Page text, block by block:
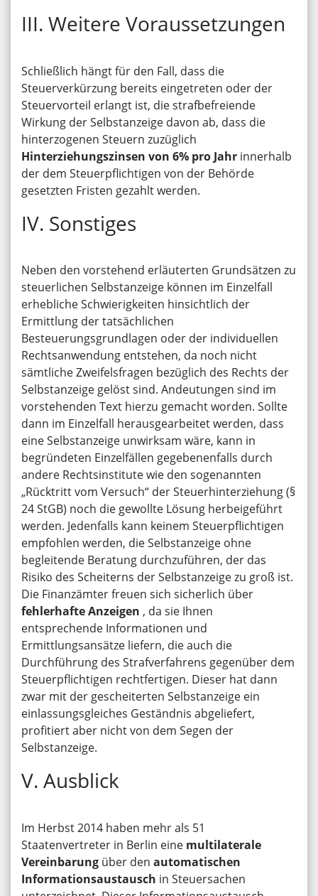
III. Weitere Voraussetzungen
Schließlich hängt für den Fall, dass die
Steuerverkürzung bereits eingetreten oder der
Steuervorteil erlangt ist, die strafbefreiende
Wirkung der Selbstanzeige davon ab, dass die
hinterzogenen Steuern zuzüglich
Hinterziehungszinsen von 6% pro Jahr innerhalb
der dem Steuerpflichtigen von der Behörde
gesetzten Fristen gezahlt werden.
IV. Sonstiges
Neben den vorstehend erläuterten Grundsätzen zu
steuerlichen Selbstanzeige können im Einzelfall
erhebliche Schwierigkeiten hinsichtlich der
Ermittlung der tatsächlichen
Besteuerungsgrundlagen oder der individuellen
Rechtsanwendung entstehen, da noch nicht
sämtliche Zweifelsfragen bezüglich des Rechts der
Selbstanzeige gelöst sind. Andeutungen sind im
vorstehenden Text hierzu gemacht worden. Sollte
dann im Einzelfall herausgearbeitet werden, dass
eine Selbstanzeige unwirksam wäre, kann in
begründeten Einzelfällen gegebenenfalls durch
andere Rechtsinstitute wie den sogenannten
„Rücktritt vom Versuch“ der Steuerhinterziehung (§
24 StGB) noch die gewollte Lösung herbeigeführt
werden. Jedenfalls kann keinem Steuerpflichtigen
empfohlen werden, die Selbstanzeige ohne
begleitende Beratung durchzuführen, der das
Risiko des Scheiterns der Selbstanzeige zu groß ist.
Die Finanzämter freuen sich sicherlich über
fehlerhafte Anzeigen , da sie Ihnen
entsprechende Informationen und
Ermittlungsansätze liefern, die auch die
Durchführung des Strafverfahrens gegenüber dem
Steuerpflichtigen rechtfertigen. Dieser hat dann
zwar mit der gescheiterten Selbstanzeige ein
einlassungsgleiches Geständnis abgeliefert,
profitiert aber nicht von dem Segen der
Selbstanzeige.
V. Ausblick
Im Herbst 2014 haben mehr als 51
Staatenvertreter in Berlin eine multilaterale
Vereinbarung über den automatischen
Informationsaustausch in Steuersachen